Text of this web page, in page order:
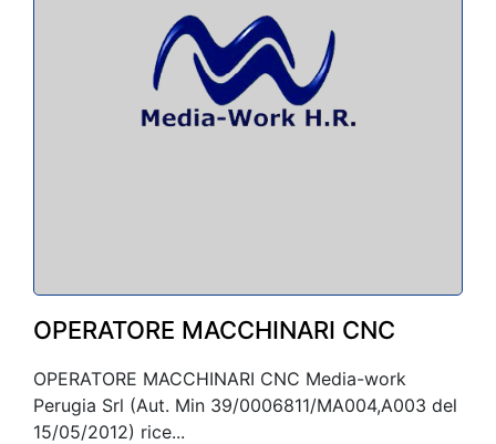
OPERATORE MACCHINARI CNC
OPERATORE MACCHINARI CNC Media-work
Perugia Srl (Aut. Min 39/0006811/MA004,A003 del
15/05/2012) rice...